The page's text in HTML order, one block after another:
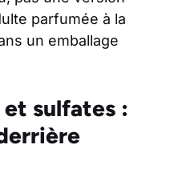
parfumée à la
un emballage
sulfates :